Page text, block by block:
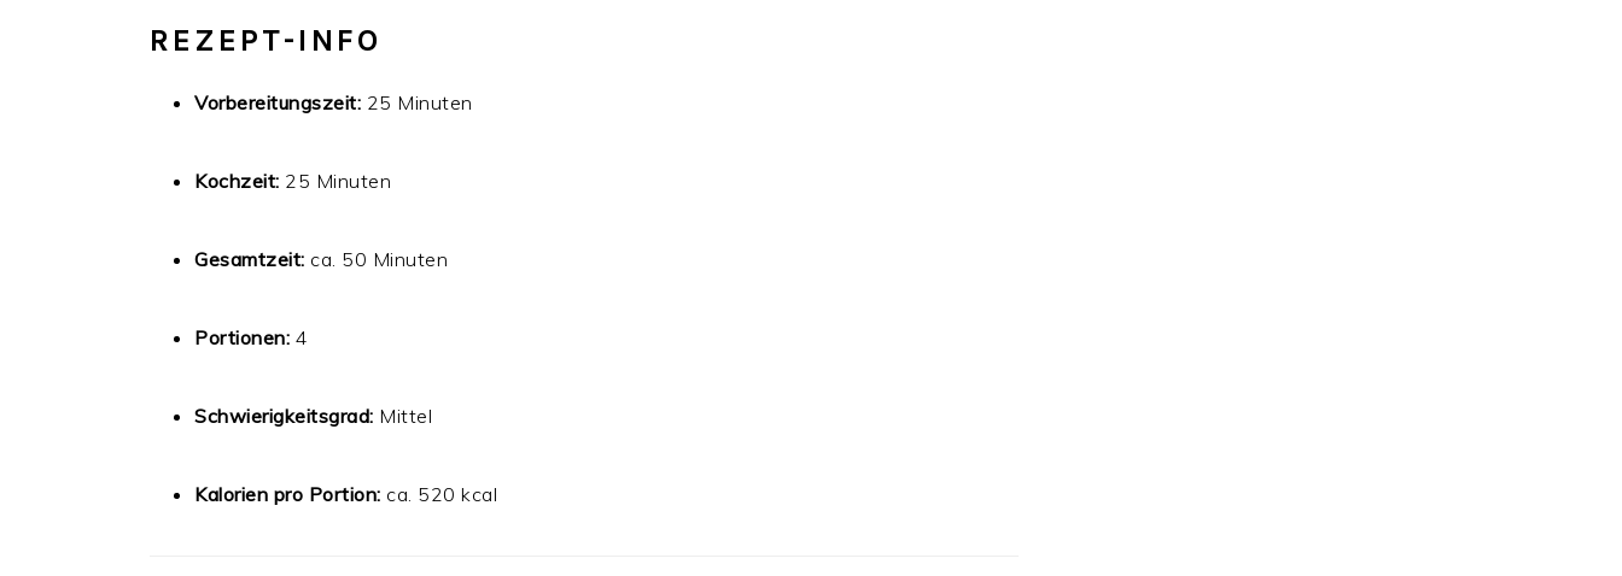
REZEPT-INFO
Vorbereitungszeit: 25 Minuten
Kochzeit: 25 Minuten
Gesamtzeit: ca. 50 Minuten
Portionen: 4
Schwierigkeitsgrad: Mittel
Kalorien pro Portion: ca. 520 kcal